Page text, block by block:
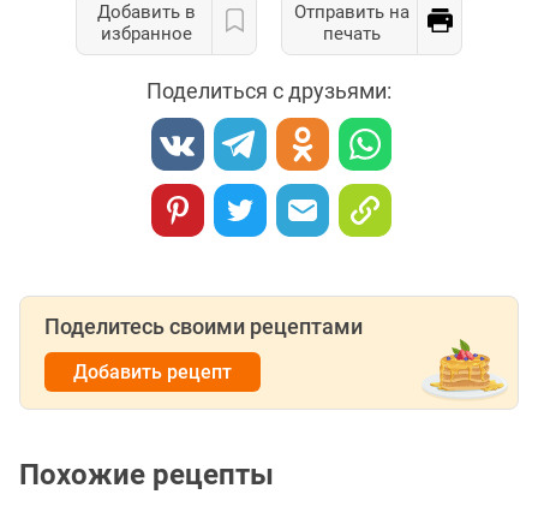
Добавить в
избранное
Отправить на
печать
Поделиться с друзьями:
Поделитесь своими рецептами
Добавить рецепт
Похожие рецепты